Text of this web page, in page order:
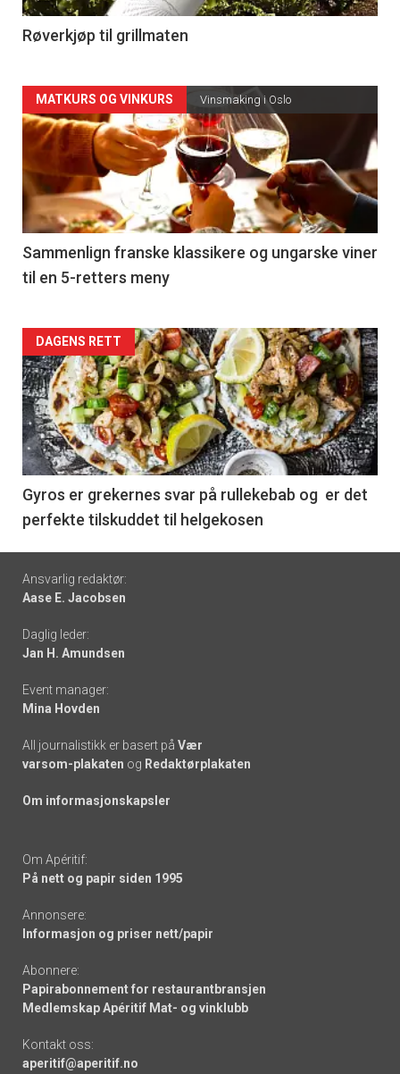
4
Røverkjøp til grillmaten
Forsiden
akkurat
nå
-
5
MATKURS OG VINKURS Vinsmaking i Oslo
Sammenlign franske klassikere og ungarske viner
til en 5-retters meny
Forsiden
akkurat
nå
-
6
DAGENS RETT
Gyros er grekernes svar på rullekebab og er det
perfekte tilskuddet til helgekosen
Footer
-
links
Ansvarlig redaktør:
Aase E. Jacobsen
Daglig leder:
Jan H. Amundsen
Event manager:
Mina Hovden
All journalistikk er basert på Vær
varsom-plakaten og Redaktørplakaten
Om informasjonskapsler
Om Apéritif:
På nett og papir siden 1995
Annonsere:
Informasjon og priser nett/papir
Abonnere:
Papirabonnement for restaurantbransjen
Medlemskap Apéritif Mat- og vinklubb
Kontakt oss:
aperitif@aperitif.no